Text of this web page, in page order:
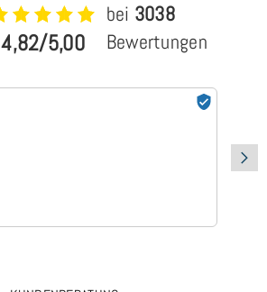
4,82/5,00
bei 3038
Bewertungen